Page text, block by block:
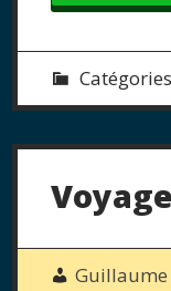
Catégories
Guillaume